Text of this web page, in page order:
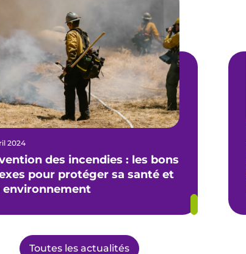
2024
des incendies : les bons
pour protéger sa santé et
environnement
Toutes les actualités